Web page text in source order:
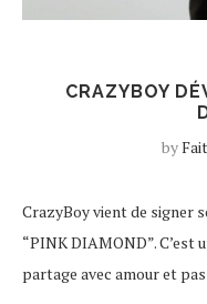
CRAZYBOY
by
CrazyBoy vient de signer
“PINK DIAMOND”. C’est
partage avec amour et